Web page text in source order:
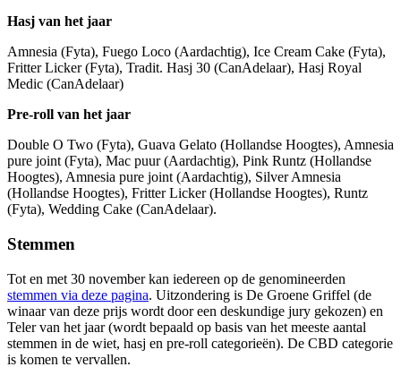
Hasj van het jaar
Amnesia (Fyta), Fuego Loco (Aardachtig), Ice Cream Cake (Fyta),
Fritter Licker (Fyta), Tradit. Hasj 30 (CanAdelaar), Hasj Royal
Medic (CanAdelaar)
Pre-roll van het jaar
Double O Two (Fyta), Guava Gelato (Hollandse Hoogtes), Amnesia
pure joint (Fyta), Mac puur (Aardachtig), Pink Runtz (Hollandse
Hoogtes), Amnesia pure joint (Aardachtig), Silver Amnesia
(Hollandse Hoogtes), Fritter Licker (Hollandse Hoogtes), Runtz
(Fyta), Wedding Cake (CanAdelaar).
Stemmen
Tot en met 30 november kan iedereen op de genomineerden
stemmen via deze pagina. Uitzondering is De Groene Griffel (de
winaar van deze prijs wordt door een deskundige jury gekozen) en
Teler van het jaar (wordt bepaald op basis van het meeste aantal
stemmen in de wiet, hasj en pre-roll categorieën). De CBD categorie
is komen te vervallen.